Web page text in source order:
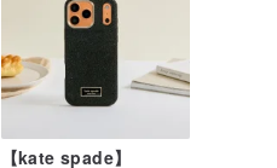
【kate spade】